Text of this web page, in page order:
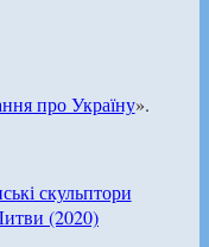
про Україну».
скульптори
(2020)